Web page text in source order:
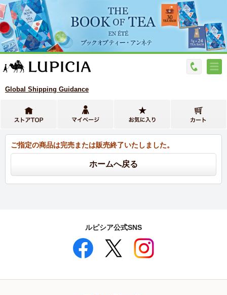
Global Shipping Guidance
ご指定の商品は完売または販売終了いたしました。
ルピシア公式SNS